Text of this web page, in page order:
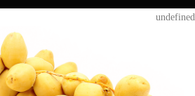
undefined